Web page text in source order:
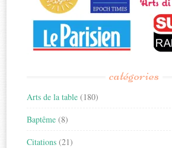
catégories
Arts de la table (180)
Baptême (8)
Citations (21)